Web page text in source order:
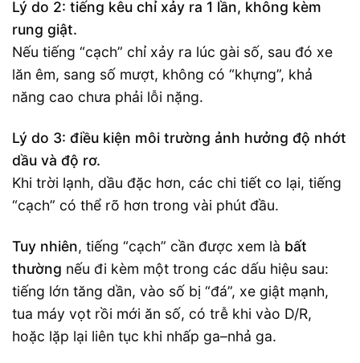
Lý do 2: tiếng kêu chỉ xảy ra 1 lần, không kèm
rung giật.
Nếu tiếng “cạch” chỉ xảy ra lúc gài số, sau đó xe
lăn êm, sang số mượt, không có “khựng”, khả
năng cao chưa phải lỗi nặng.
Lý do 3: điều kiện môi trường ảnh hưởng độ nhớt
dầu và độ rơ.
Khi trời lạnh, dầu đặc hơn, các chi tiết co lại, tiếng
“cạch” có thể rõ hơn trong vài phút đầu.
Tuy nhiên, tiếng “cạch” cần được xem là bất
thường nếu đi kèm một trong các dấu hiệu sau:
tiếng lớn tăng dần, vào số bị “đá”, xe giật mạnh,
tua máy vọt rồi mới ăn số, có trễ khi vào D/R,
hoặc lặp lại liên tục khi nhấp ga–nhả ga.